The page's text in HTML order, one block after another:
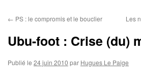
← PS : le compromis et le bouclier Les
Ubu-foot : Crise (du)
Publié le 24 juin 2010 par Hugues Le Paige